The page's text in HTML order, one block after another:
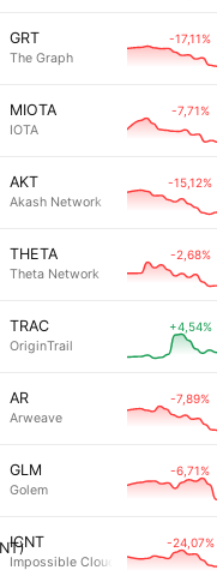
GRT
The Graph
-17,11%
MIOTA
IOTA
-7,71%
AKT
Akash Network
-15,12%
THETA
Theta Network
-2,68%
TRAC
OriginTrail
+4,54%
AR
Arweave
-7,89%
GLM
Golem
-6,71%
ICNT
Impossible Cloud Network Token
-24,07%